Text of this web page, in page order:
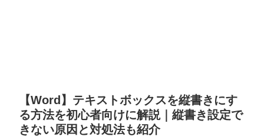
【Word】テキストボックスを縦書きにす
る方法を初心者向けに解説｜縦書き設定で
きない原因と対処法も紹介